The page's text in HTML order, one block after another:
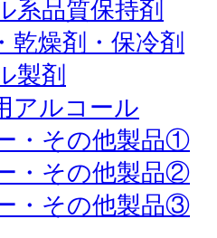
系品質保持剤
乾燥剤・保冷剤
製剤
アルコール
・その他製品①
・その他製品②
・その他製品③